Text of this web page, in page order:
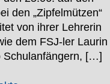
den „Zipfelmützen“
von ihrer Lehrerin
dem FSJ-ler Laurin
Schulanfängern, […]